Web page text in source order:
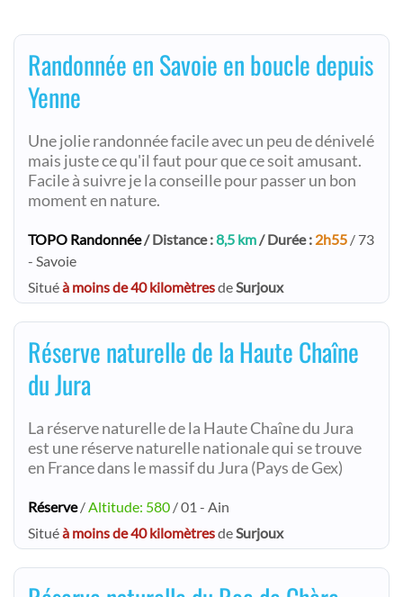
Randonnée en Savoie en boucle depuis
Yenne
Une jolie randonnée facile avec un peu de dénivelé
mais juste ce qu'il faut pour que ce soit amusant.
Facile à suivre je la conseille pour passer un bon
moment en nature.
TOPO Randonnée/ Distance :8,5 km / Durée : 2h55 / 73
- Savoie
Situéà moins de 40 kilomètresde Surjoux
Réserve naturelle de la Haute Chaîne
du Jura
La réserve naturelle de la Haute Chaîne du Jura
est une réserve naturelle nationale qui se trouve
en France dans le massif du Jura (Pays de Gex)
Réserve/ Altitude: 580 / 01 - Ain
Situéà moins de 40 kilomètresde Surjoux